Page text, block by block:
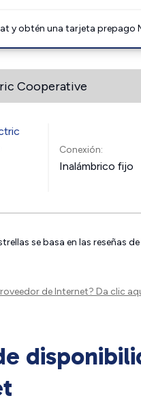
y obtén una tarjeta
Cooperative
Conexión:
Inalámbrico fijo
se basa en las reseñas
de Internet? Da clic